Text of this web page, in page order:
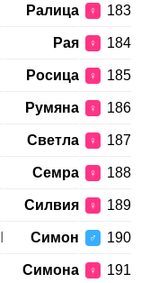
183
♀
Ралица
184
♀
Рая
185
♀
Росица
186
♀
Румяна
187
♀
Светла
188
♀
Семра
189
♀
Силвия
190
♂
Симон
191
♀
Симона